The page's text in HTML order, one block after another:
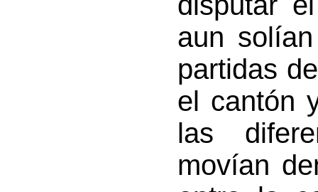
aun
partidas
el cantón
las
movían